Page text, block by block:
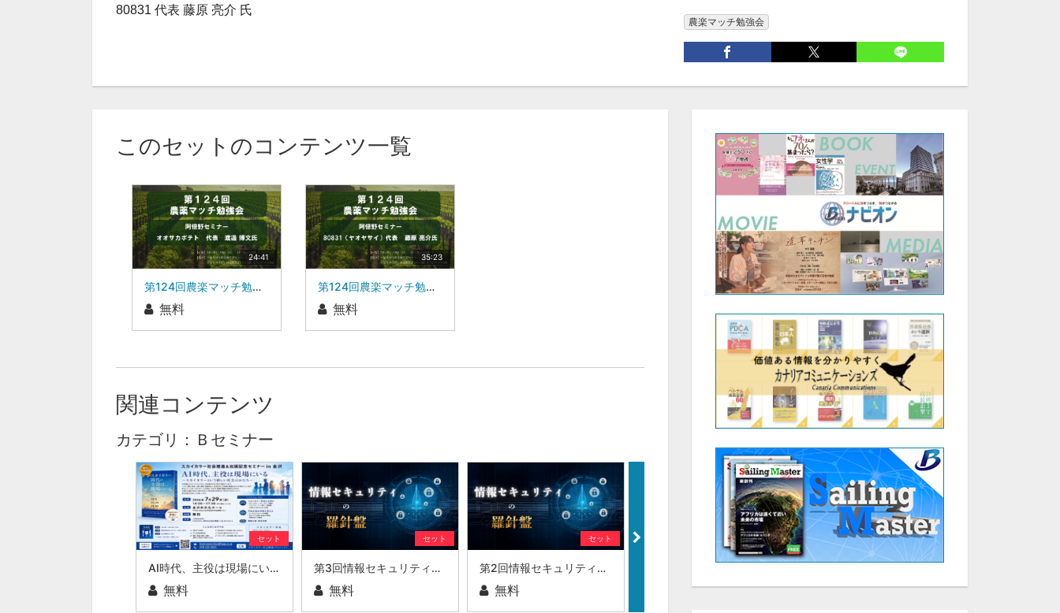
80831 代表 藤原 亮介 氏
農楽マッチ勉強会
このセットのコンテンツ一覧
24:41
第124回農楽マッチ勉強会|大阪サツマイモ産地化プロジェクトオオサカポテト 代表 渡邊 博文 氏
無料
35:23
第124回農楽マッチ勉強会|農業の価値を創造し、八尾を魅力のあるまちに80831 代表 藤原 亮介 氏
無料
関連コンテンツ
カテゴリ：Ｂセミナー
セット
AI時代、主役は現場にいる ～スカイカラーという新しい社会のかたち～
無料
セット
第3回情報セキュリティの羅針盤
無料
セット
第2回情報セキュリティの羅針盤
無料
セット セット
¥5,000